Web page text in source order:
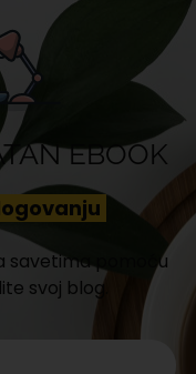
EBOOK
savetima pomoću
svoj blog.